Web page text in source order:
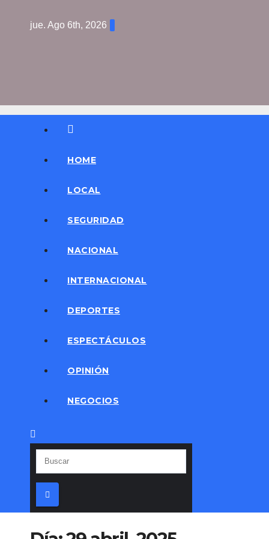
jue. Ago 6th, 2026
HOME
LOCAL
SEGURIDAD
NACIONAL
INTERNACIONAL
DEPORTES
ESPECTÁCULOS
OPINIÓN
NEGOCIOS